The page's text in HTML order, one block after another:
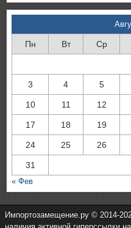
Пн Вт Ср
3 4 5
10 11 12
17 18 19
24 25 26
31
« Фев
Импортозамещение.ру © 2014-